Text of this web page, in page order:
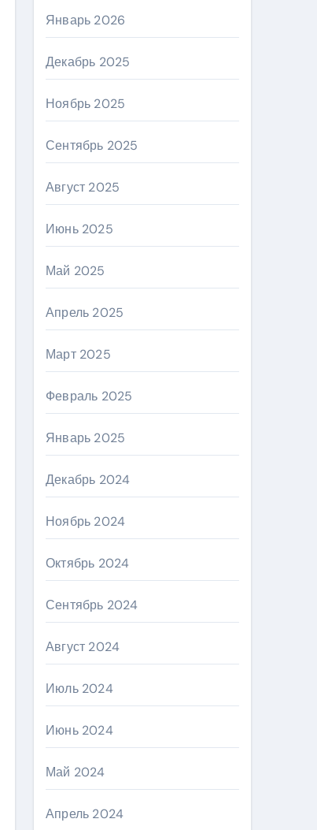
Январь 2026
Декабрь 2025
Ноябрь 2025
Сентябрь 2025
Август 2025
Июнь 2025
Май 2025
Апрель 2025
Март 2025
Февраль 2025
Январь 2025
Декабрь 2024
Ноябрь 2024
Октябрь 2024
Сентябрь 2024
Август 2024
Июль 2024
Июнь 2024
Май 2024
Апрель 2024